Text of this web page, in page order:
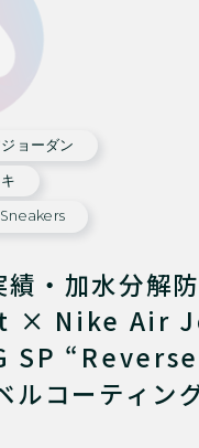
ョーダン
績・加水分解
× Nike Air
SP
ルコーティン